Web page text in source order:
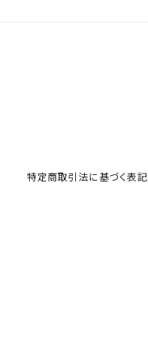
特定商取引法に基づく表記